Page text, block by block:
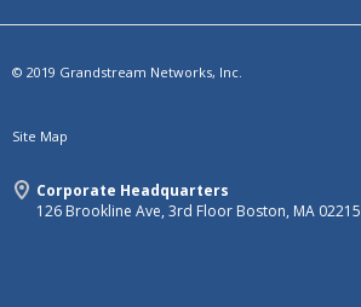
© 2019 Grandstream Networks, Inc.
Site Map
Corporate Headquarters
126 Brookline Ave, 3rd Floor Boston, MA 02215